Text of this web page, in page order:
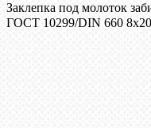
Заклепка под молоток
ГОСТ 10299/DIN 660